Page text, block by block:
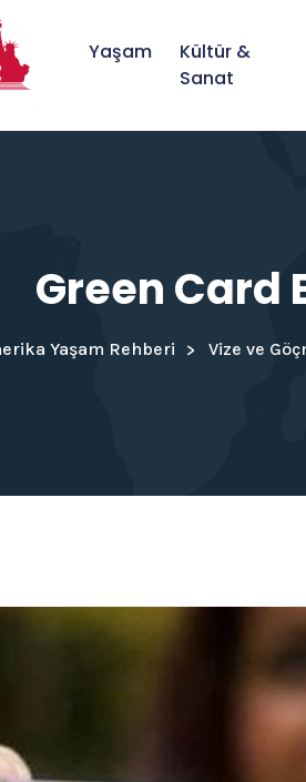
Yaşam
Kültür &
Sanat
Green Card
Yaşam Rehberi Vize ve